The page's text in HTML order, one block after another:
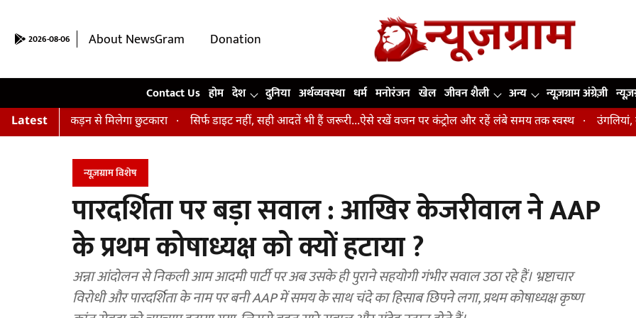
2026-08-06 About NewsGram
Donation
Contact Us होम देश दुनिया अर्थव्यवस्था धर्म मनोरंजन खेल जीवन शैली अन्य न्यूज़ग्राम अंग्रेज़ी
Latest
अकड़न से मिलेगा छुटकारा सिर्फ डाइट नहीं, सही आदतें भी हैं जरूरी...ऐसे रखें वजन पर कंट्रोल और रहें लंबे समय तक स्वस्थ उंगलियां, कोहनी
न्यूज़ग्राम विशेष
पारदर्शिता पर बड़ा सवाल : आखिर केजरीवाल ने AAP
के प्रथम कोषाध्यक्ष को क्यों हटाया ?
अन्ना आंदोलन से निकली आम आदमी पार्टी पर अब उसके ही पुराने सहयोगी गंभीर सवाल उठा रहे हैं। भ्रष्टाचार
विरोधी और पारदर्शिता के नाम पर बनी AAP में समय के साथ चंदे का हिसाब छिपने लगा, प्रथम कोषाध्यक्ष कृष्ण